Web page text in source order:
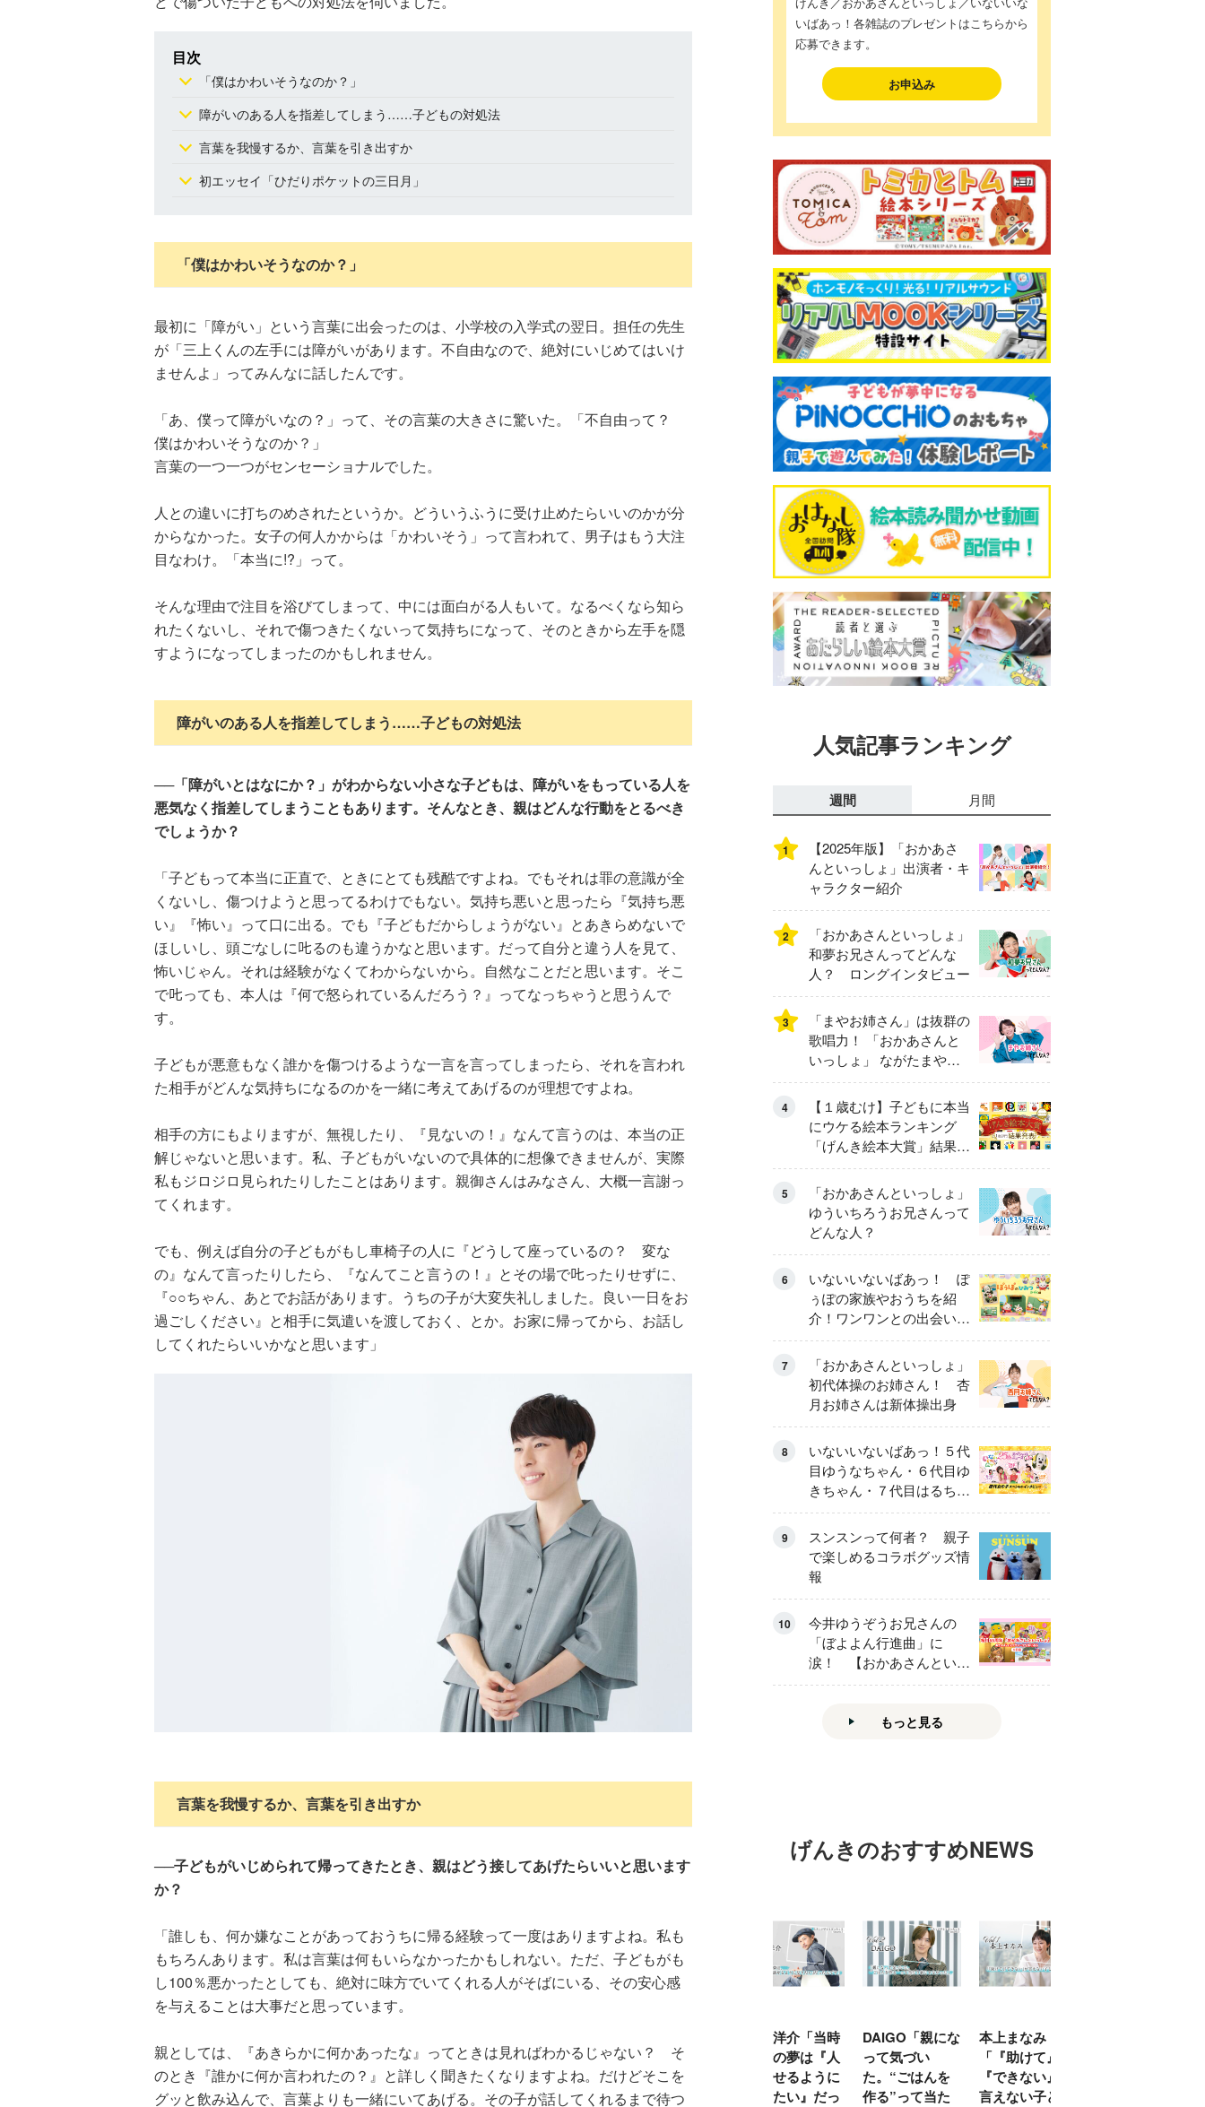
目次
「僕はかわいそうなのか？」
障がいのある人を指差してしまう……子どもの対処法
言葉を我慢するか、言葉を引き出すか
初エッセイ「ひだりポケットの三日月」
「僕はかわいそうなのか？」
最初に「障がい」という言葉に出会ったのは、小学校の入学式の翌日。担任の先生
が「三上くんの左手には障がいがあります。不自由なので、絶対にいじめてはいけ
ませんよ」ってみんなに話したんです。
「あ、僕って障がいなの？」って、その言葉の大きさに驚いた。「不自由って？
僕はかわいそうなのか？」
言葉の一つ一つがセンセーショナルでした。
人との違いに打ちのめされたというか。どういうふうに受け止めたらいいのかが分
からなかった。女子の何人かからは「かわいそう」って言われて、男子はもう大注
目なわけ。「本当に!?」って。
そんな理由で注目を浴びてしまって、中には面白がる人もいて。なるべくなら知ら
れたくないし、それで傷つきたくないって気持ちになって、そのときから左手を隠
すようになってしまったのかもしれません。
障がいのある人を指差してしまう……子どもの対処法
──「障がいとはなにか？」がわからない小さな子どもは、障がいをもっている人を
悪気なく指差してしまうこともあります。そんなとき、親はどんな行動をとるべき
でしょうか？
「子どもって本当に正直で、ときにとても残酷ですよね。でもそれは罪の意識が全
くないし、傷つけようと思ってるわけでもない。気持ち悪いと思ったら『気持ち悪
い』『怖い』って口に出る。でも『子どもだからしょうがない』とあきらめないで
ほしいし、頭ごなしに𠮟るのも違うかなと思います。だって自分と違う人を見て、
怖いじゃん。それは経験がなくてわからないから。自然なことだと思います。そこ
で𠮟っても、本人は『何で怒られているんだろう？』ってなっちゃうと思うんで
す。
子どもが悪意もなく誰かを傷つけるような一言を言ってしまったら、それを言われ
た相手がどんな気持ちになるのかを一緒に考えてあげるのが理想ですよね。
相手の方にもよりますが、無視したり、『見ないの！』なんて言うのは、本当の正
解じゃないと思います。私、子どもがいないので具体的に想像できませんが、実際
私もジロジロ見られたりしたことはあります。親御さんはみなさん、大概一言謝っ
てくれます。
でも、例えば自分の子どもがもし車椅子の人に『どうして座っているの？ 変な
の』なんて言ったりしたら、『なんてこと言うの！』とその場で𠮟ったりせずに、
『○○ちゃん、あとでお話があります。うちの子が大変失礼しました。良い一日をお
過ごしください』と相手に気遣いを渡しておく、とか。お家に帰ってから、お話し
してくれたらいいかなと思います」
言葉を我慢するか、言葉を引き出すか
──子どもがいじめられて帰ってきたとき、親はどう接してあげたらいいと思います
か？
「誰しも、何か嫌なことがあっておうちに帰る経験って一度はありますよね。私も
もちろんあります。私は言葉は何もいらなかったかもしれない。ただ、子どもがも
し100％悪かったとしても、絶対に味方でいてくれる人がそばにいる、その安心感
を与えることは大事だと思っています。
親としては、『あきらかに何かあったな』ってときは見ればわかるじゃない？ そ
のとき『誰かに何か言われたの？』と詳しく聞きたくなりますよね。だけどそこを
グッと飲み込んで、言葉よりも一緒にいてあげる。その子が話してくれるまで待つ
いばあっ！各雑誌のプレゼントはこちらから
応募できます。
お申込み
人気記事ランキング
週間 月間
1
【2025年版】「おかあさ
んといっしょ」出演者・キ
ャラクター紹介
2
「おかあさんといっしょ」
和夢お兄さんってどんな
人？ ロングインタビュー
3
「まやお姉さん」は抜群の
歌唱力！ 「おかあさんと
いっしょ」 ながたまやさ
んってどんな人？
4
【１歳むけ】子どもに本当
にウケる絵本ランキング
「げんき絵本大賞」結果発
表
5
「おかあさんといっしょ」
ゆういちろうお兄さんって
どんな人？
6
いないいないばあっ！ ぽ
ぅぽの家族やおうちを紹
介！ワンワンとの出会いの
瞬間も
7
「おかあさんといっしょ」
初代体操のお姉さん！ 杏
月お姉さんは新体操出身
8
いないいないばあっ！５代
目ゆうなちゃん・６代目ゆ
きちゃん・７代目はるちゃ
ん スペシャルインタビュ
ー
9
スンスンって何者？ 親子
で楽しめるコラボグッズ情
報
10
今井ゆうぞうお兄さんの
「ぼよよん行進曲」に
涙！ 【おかあさんといっ
しょ65周年特別番組】
もっと見る
げんきのおすすめNEWS
「僕は『歌が好
きな子』だった
けど『歌がうま
ん小林よしひさ
「小３で観たあ
の人の映画が人
博「アナウンサ
ーになろうと思
ったことは一度
分はこれが得意
だ』という“思
い込み”は重
「料理家になる
片鱗なんて一ミ
リもなかった」
窪塚洋介「当時
の俺の夢は『人
と話せるように
なりたい』だっ
DAIGO「親にな
って気づい
た。“ごはんを
作る”って当た
本上まなみ
「『助けて』
『できない』が
言えない子ども